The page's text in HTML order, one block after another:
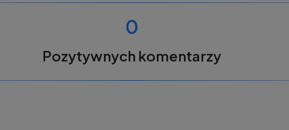
0
Pozytywnych komentarzy